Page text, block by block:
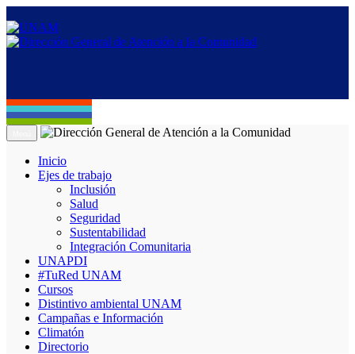
Inicio
Ejes de trabajo
Inclusión
Salud
Seguridad
Sustentabilidad
Integración Comunitaria
UNAPDI
#TuRed UNAM
Cursos
Distintivo ambiental UNAM
Campañas e Información
Climatón
Directorio